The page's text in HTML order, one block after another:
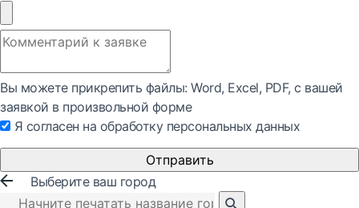
Вы можете прикрепить файлы: Word, Exсel, PDF, с вашей
заявкой в произвольной форме
Я согласен на обработку персональных данных
Отправить
Выберите ваш город